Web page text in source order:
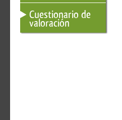
Cuestionario de
valoración